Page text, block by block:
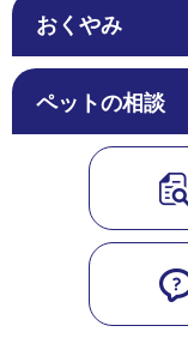
おくやみ
ペットの相談